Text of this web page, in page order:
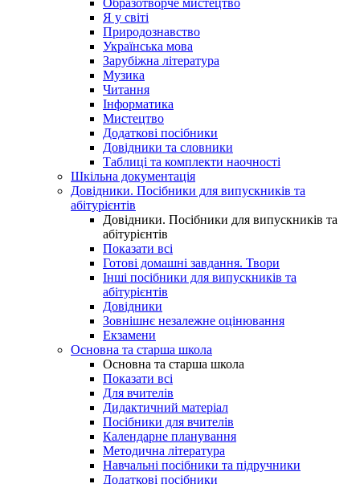
Образотворче мистецтво
Я у світі
Природознавство
Українська мова
Зарубіжна література
Музика
Читання
Інформатика
Мистецтво
Додаткові посібники
Довідники та словники
Таблиці та комплекти наочності
Шкільна документація
Довідники. Посібники для випускників та
абітурієнтів
Довідники. Посібники для випускників та
абітурієнтів
Показати всі
Готові домашні завдання. Твори
Інші посібники для випускників та
абітурієнтів
Довідники
Зовнішнє незалежне оцінювання
Екзамени
Основна та старша школа
Основна та старша школа
Показати всі
Для вчителів
Дидактичний матеріал
Посібники для вчителів
Календарне планування
Методична література
Навчальні посібники та підручники
Додаткові посібники